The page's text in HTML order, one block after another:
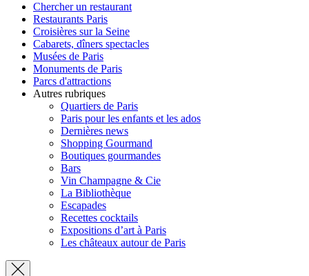
Chercher un restaurant
Restaurants Paris
Croisières sur la Seine
Cabarets, dîners spectacles
Musées de Paris
Monuments de Paris
Parcs d'attractions
Autres rubriques
Quartiers de Paris
Paris pour les enfants et les ados
Dernières news
Shopping Gourmand
Boutiques gourmandes
Bars
Vin Champagne & Cie
La Bibliothèque
Escapades
Recettes cocktails
Expositions d’art à Paris
Les châteaux autour de Paris